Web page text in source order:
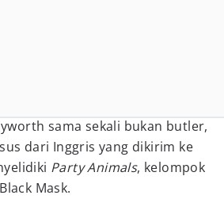
sama sekali bukan butler,
dari Inggris yang dikirim ke
Party Animals, kelompok
Mask.